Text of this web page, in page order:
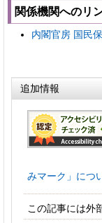
関係機関へのリ
内閣官房 国民
追加情報
みマーク」につ
この記事には外